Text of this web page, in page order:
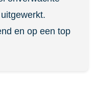
en op een top